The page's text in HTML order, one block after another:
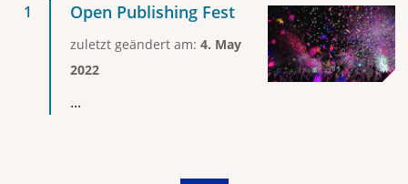
Open Publishing Fest
zuletzt geändert am: 4. May
2022
...